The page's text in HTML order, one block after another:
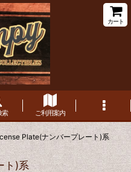
カート
索 ご利用案内
Plate(ナンバープレート)系
ト)系